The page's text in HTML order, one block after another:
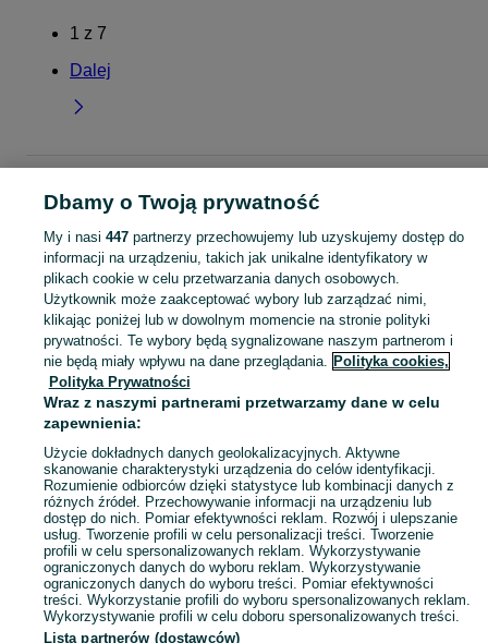
1 z 7
Dalej
Pajacyki - Bełchatów
KATEGORIA
ubranko do chrztu dla chłopca,ubranko do chrztu dla dziewczynki ,ubranko
Zobacz
Mapa kategorii
Mapa miejscowości
Mapa ministron
Popularne wyszukiwania
Dbamy o Twoją prywatność
My i nasi 447partnerzy przechowujemy lub uzyskujemy dostęp do
informacji na urządzeniu, takich jak unikalne identyfikatory w
plikach cookie w celu przetwarzania danych osobowych.
Użytkownik może zaakceptować wybory lub zarządzać nimi,
klikając poniżej lub w dowolnym momencie na stronie polityki
prywatności. Te wybory będą sygnalizowane naszym partnerom i
nie będą miały wpływu na dane przeglądania. Polityka cookies,
Polityka Prywatności
Wraz z naszymi partnerami przetwarzamy dane w celu
zapewnienia:
Użycie dokładnych danych geolokalizacyjnych. Aktywne
skanowanie charakterystyki urządzenia do celów identyfikacji.
Rozumienie odbiorców dzięki statystyce lub kombinacji danych z
różnych źródeł. Przechowywanie informacji na urządzeniu lub
dostęp do nich. Pomiar efektywności reklam. Rozwój i ulepszanie
usług. Tworzenie profili w celu personalizacji treści. Tworzenie
profili w celu spersonalizowanych reklam. Wykorzystywanie
ograniczonych danych do wyboru reklam. Wykorzystywanie
ograniczonych danych do wyboru treści. Pomiar efektywności
treści. Wykorzystanie profili do wyboru spersonalizowanych reklam.
Wykorzystywanie profili w celu doboru spersonalizowanych treści.
Lista partnerów (dostawców)